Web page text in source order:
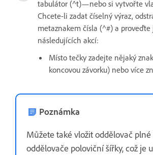
tabulátor (^t)—nebo si vytvořte
Chcete-li zadat číselný výraz,
metaznakem čísla (^#) a proveďte
následujících akcí:
Místo tečky zadejte nějaký
koncovou závorku) nebo více
Poznámka
Můžete také vložit oddělovač
oddělovače poloviční šířky, což je